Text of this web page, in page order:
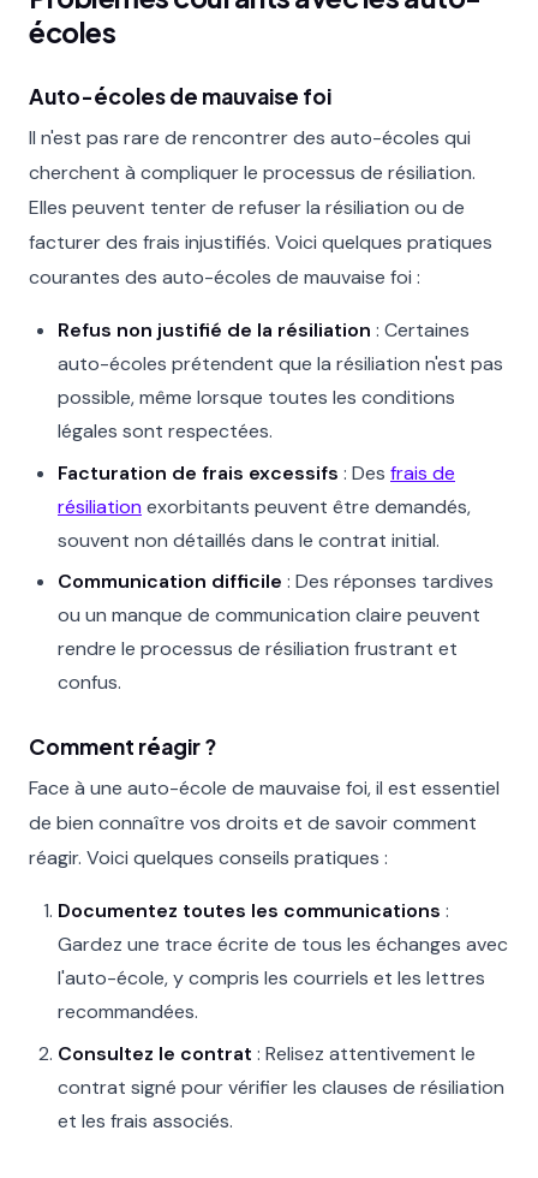
écoles
Auto-écoles de mauvaise foi
Il n'est pas rare de rencontrer des auto-écoles qui
cherchent à compliquer le processus de résiliation.
Elles peuvent tenter de refuser la résiliation ou de
facturer des frais injustifiés. Voici quelques pratiques
courantes des auto-écoles de mauvaise foi :
Refus non justifié de la résiliation : Certaines
auto-écoles prétendent que la résiliation n'est pas
possible, même lorsque toutes les conditions
légales sont respectées.
Facturation de frais excessifs : Des frais de
résiliationexorbitants peuvent être demandés,
souvent non détaillés dans le contrat initial.
Communication difficile : Des réponses tardives
ou un manque de communication claire peuvent
rendre le processus de résiliation frustrant et
confus.
Comment réagir ?
Face à une auto-école de mauvaise foi, il est essentiel
de bien connaître vos droits et de savoir comment
réagir. Voici quelques conseils pratiques :
Documentez toutes les communications :
Gardez une trace écrite de tous les échanges avec
l'auto-école, y compris les courriels et les lettres
recommandées.
Consultez le contrat : Relisez attentivement le
contrat signé pour vérifier les clauses de résiliation
et les frais associés.